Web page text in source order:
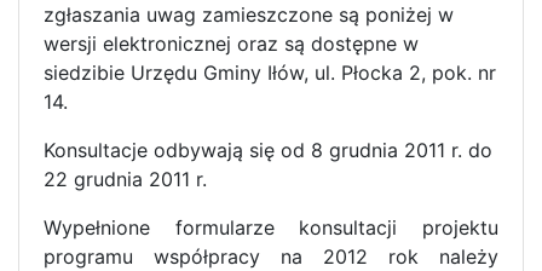
zgłaszania uwag zamieszczone są poniżej w
wersji elektronicznej oraz są dostępne w
siedzibie Urzędu Gminy Iłów, ul. Płocka 2, pok. nr
14.
Konsultacje odbywają się od 8 grudnia 2011 r. do
22 grudnia 2011 r.
Wypełnione formularze konsultacji projektu
programu współpracy na 2012 rok należy